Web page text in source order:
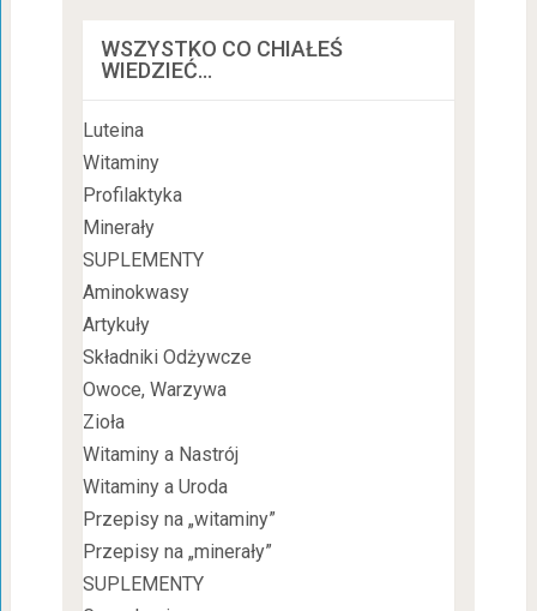
WSZYSTKO CO CHIAŁEŚ
WIEDZIEĆ…
Luteina
Witaminy
Profilaktyka
Minerały
SUPLEMENTY
Aminokwasy
Artykuły
Składniki Odżywcze
Owoce, Warzywa
Zioła
Witaminy a Nastrój
Witaminy a Uroda
Przepisy na „witaminy”
Przepisy na „minerały”
SUPLEMENTY